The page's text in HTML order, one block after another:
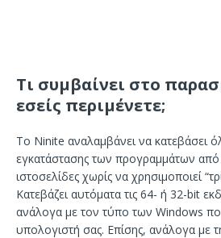
Τι συμβαίνει στο
εσείς περιμένετε;
Το Ninite αναλαμβάνει να κατεβάσει
εγκατάστασης των προγραμμάτων από
ιστοσελίδες χωρίς να χρησιμοποιεί
Κατεβάζει αυτόματα τις 64- ή 32-bit
ανάλογα με τον τύπο των Windows
υπολογιστή σας. Επίσης, ανάλογα με